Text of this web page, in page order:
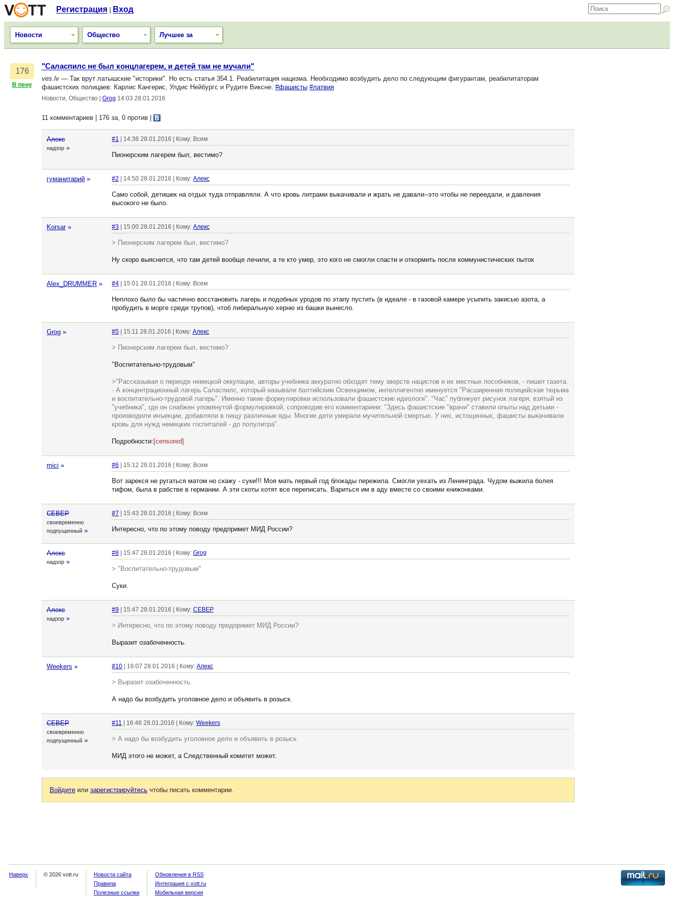
Регистрация Вход
Новости Общество Лучшее за
176
В пену
"Саласпилс не был концлагерем, и детей там не мучали"
ves.lv — Так врут латышские "историки". Но есть статья 354.1. Реабилитация нацизма. Необходимо возбудить дело по следующим фигурантам, реабилитаторам
фашистских полицаев: Карлис Кангерис, Улдис Нейбургс и Рудите Виксне. #фашисты #латвия
Новости, Общество Grog 14:03 28.01.2016
11 комментариев | 176 за, 0 против
Алекс
надзор »
#1 | 14:36 28.01.2016 | Кому: Всем
Пионерским лагерем был, вестимо?
гуманитарий » #2 | 14:50 28.01.2016 | Кому: Алекс
Само собой, детишек на отдых туда отправляли. А что кровь литрами выкачивали и жрать не давали--это чтобы не переедали, и давления
высокого не было.
Korsar » #3 | 15:00 28.01.2016 | Кому: Алекс
> Пионерским лагерем был, вестимо?
Ну скоро выяснится, что там детей вообще лечили, а те кто умер, это кого не смогли спасти и откормить после коммунистических пыток
Alex_DRUMMER » #4 | 15:01 28.01.2016 | Кому: Всем
Неплохо было бы частично восстановить лагерь и подобных уродов по этапу пустить (в идеале - в газовой камере усыпить закисью азота, а
пробудить в морге среди трупов), чтоб либеральную херню из башки вынесло.
Grog » #5 | 15:11 28.01.2016 | Кому: Алекс
> Пионерским лагерем был, вестимо?
"Воспитательно-трудовым"
>"Рассказывая о периоде немецкой оккупации, авторы учебника аккуратно обходят тему зверств нацистов и их местных пособников, - пишет газета.
- А концентрационный лагерь Саласпилс, который называли балтийским Освенцимом, интеллигентно именуется "Расширенная полицейская тюрьма
и воспитательно-трудовой лагерь". Именно такие формулировки использовали фашистские идеологи". "Час" публикует рисунок лагеря, взятый из
"учебника", где он снабжен упомянутой формулировкой, сопроводив его комментарием: "Здесь фашистские "врачи" ставили опыты над детьми -
производили инъекции, добавляли в пищу различные яды. Многие дети умирали мучительной смертью. У них, истощенных, фашисты выкачивали
кровь для нужд немецких госпиталей - до полулитра".
Подробности: [censored]
mici » #6 | 15:12 28.01.2016 | Кому: Всем
Вот зарекся не ругаться матом но скажу - суки!!! Моя мать первый год блокады пережила. Смогли уехать из Ленинграда. Чудом выжила болея
тифом, была в рабстве в германии. А эти скоты хотят все переписать. Вариться им в аду вместе со своими книжонками.
CEBEP
своевременно
подпущенный »
#7 | 15:43 28.01.2016 | Кому: Всем
Интересно, что по этому поводу предпримет МИД России?
Алекс
надзор »
#8 | 15:47 28.01.2016 | Кому: Grog
> "Воспитательно-трудовым"
Суки.
Алекс
надзор »
#9 | 15:47 28.01.2016 | Кому: CEBEP
> Интересно, что по этому поводу предпримет МИД России?
Выразит озабоченность.
Weekers » #10 | 16:07 28.01.2016 | Кому: Алекс
> Выразит озабоченность.
А надо бы возбудить уголовное дело и объявить в розыск.
CEBEP
своевременно
подпущенный »
#11 | 16:46 28.01.2016 | Кому: Weekers
> А надо бы возбудить уголовное дело и объявить в розыск.
МИД этого не может, а Следственный комитет может.
Войдите или зарегистрируйтесь чтобы писать комментарии.
Наверх © 2026 vott.ru
Новости сайта
Правила
Полезные ссылки
Обновления в RSS
Интеграция с vott.ru
Мобильная версия